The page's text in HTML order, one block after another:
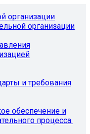
организации
организации
и требования
обеспечение и
процесса.